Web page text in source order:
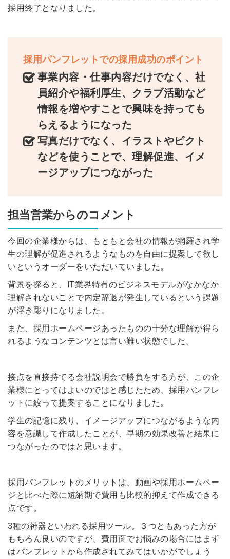
採用終了となりました。
採用パンフレットでの採用成功のポイント
事業内容・仕事内容だけでなく、社
員紹介や福利厚生、クラブ活動など
情報を増やすことで興味を持っても
らえるようになった
写真だけでなく、イラストやピクト
などを使うことで、理解促進、イメ
ージアップにつながった
担当営業からのコメント
今回の企業様からは、もともと会社の情報が網羅され学
生の理解が促進されるようなものを自由に提案して欲し
いというオーダーをいただいていました。
背景を探ると、IT業界特有のビジネスモデルがなかなか
理解されないことで内定辞退が発生しているという課題
が浮き彫りになりました。
また、採用ホームページあったものの十分な理解が得ら
れるようなコンテンツとは言い難い状態でした。
接点を直接持てる会社説明会で勝負をする方が、この企
業様にとってはよいのではと感じたため、採用パンフレ
ットに絞って提案することになりました。
学生の記憶に残り、イメージアップにつながるような内
容を意識して作成したことが、早期の効果改善と結果に
つながったのではと思います。
採用パンフレットのメリットは、動画や採用ホームペー
ジと比べた際に短納期で費用も比較的抑えて作成できる
点です。
3種の神器といわれる採用ツール。３つともあった方が
もちろん良いのですが、費用面でお悩みの場合にはまず
はパンフレットから作成されてみてはいかがでしょう
をご利用する
する
でログイン
簡単10秒！無料会員登録
ビュー記事が読める
採用にまつわる独自の調査レポ
ートが届く
採用に役立つ記事・資料が届く
メールアドレス
※ログインIDとなります
利用規約 と個人情報の取り扱い について
登録する
他サービスIDで登録
みんなの採用部があなたの許可なく投稿すること
はありません